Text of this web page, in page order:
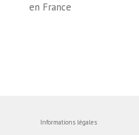
en France
Informations légales